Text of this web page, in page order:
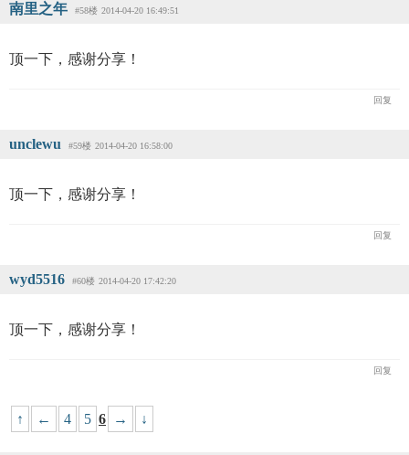
南里之年 #58楼 2014-04-20 16:49:51
顶一下，感谢分享！
回复
unclewu #59楼 2014-04-20 16:58:00
顶一下，感谢分享！
回复
wyd5516 #60楼 2014-04-20 17:42:20
顶一下，感谢分享！
回复
↑ ← 4 5 6 → ↓